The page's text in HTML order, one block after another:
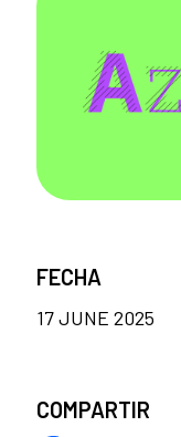
FECHA
17 JUNE 2025
COMPARTIR